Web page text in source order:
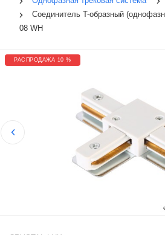
Соединитель T-образный
08 WH
РАСПРОДАЖА 10 %